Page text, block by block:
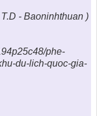
- Baoninhthuan )
phe-
du-lich-quoc-gia-